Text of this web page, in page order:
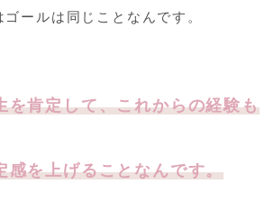
ールは同じことなんです。
を肯定して、これからの経験も
感を上げることなんです。